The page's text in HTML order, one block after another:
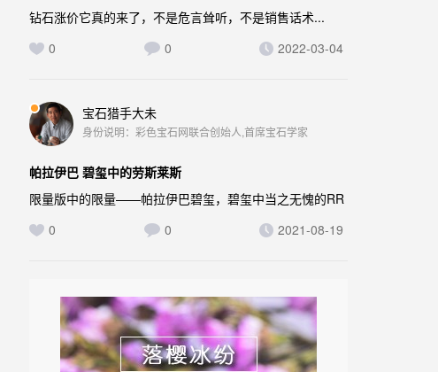
钻石涨价它真的来了，不是危言耸听，不是销售话术...
0
0 2022-03-04
宝石猎手大未
身份说明：彩色宝石网联合创始人,首席宝石学家
帕拉伊巴 碧玺中的劳斯莱斯
限量版中的限量——帕拉伊巴碧玺，碧玺中当之无愧的RR
0
0 2021-08-19